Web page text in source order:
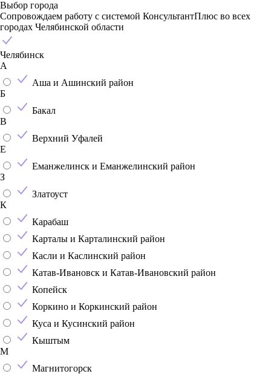
Выбор города
Сопровождаем работу с системой КонсультантПлюс во всех
городах Челябинской области
Челябинск
А
Аша и Ашинский район
Б
Бакал
В
Верхний Уфалей
Е
Еманжелинск и Еманжелинский район
З
Златоуст
К
Карабаш
Карталы и Карталинский район
Касли и Каслинский район
Катав-Ивановск и Катав-Ивановский район
Копейск
Коркино и Коркинский район
Куса и Кусинский район
Кыштым
М
Магнитогорск